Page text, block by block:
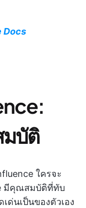
Docs
มบัติ
ใครจะ
มีคุณสมบัติที่ทับ
ด่นเป็นของตัวเอง